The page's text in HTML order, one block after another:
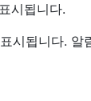
시됩니다.
시됩니다. 알